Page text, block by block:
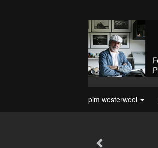
pim westerweel